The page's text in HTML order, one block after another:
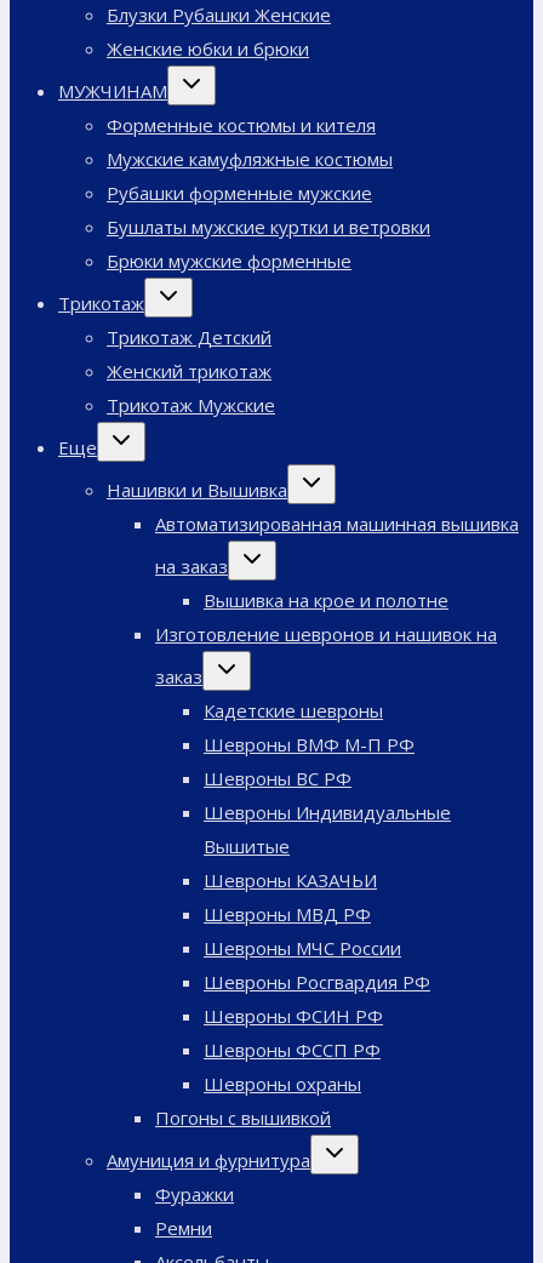
Блузки Рубашки Женские
Женские юбки и брюки
МУЖЧИНАМ
Переключить
дочернее
Форменные костюмы и кителя
Мужские камуфляжные костюмы
Рубашки форменные мужские
Бушлаты мужские куртки и ветровки
Брюки мужские форменные
Трикотаж
Переключить
дочернее
Трикотаж Детский
Женский трикотаж
Трикотаж Мужские
Еще
Переключить
дочернее
Нашивки и Вышивка
Переключить
дочернее
Автоматизированная машинная вышивка
на заказ
Переключить
дочернее
Вышивка на крое и полотне
Изготовление шевронов и нашивок на
заказ
Переключить
дочернее
Кадетские шевроны
Шевроны ВМФ М-П РФ
Шевроны ВС РФ
Шевроны Индивидуальные
Вышитые
Шевроны КАЗАЧЬИ
Шевроны МВД РФ
Шевроны МЧС России
Шевроны Росгвардия РФ
Шевроны ФСИН РФ
Шевроны ФССП РФ
Шевроны охраны
Погоны с вышивкой
Амуниция и фурнитура
Переключить
дочернее
Фуражки
Ремни